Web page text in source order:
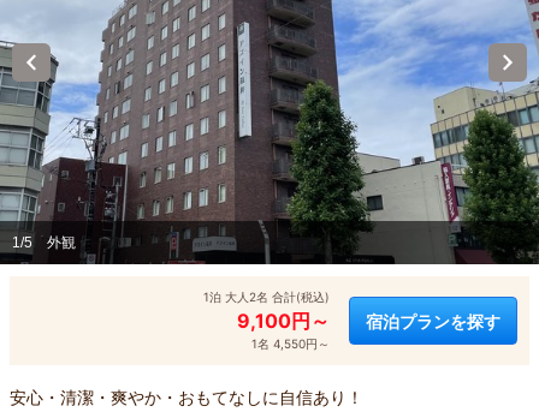
1/5 外観
1泊 大人2名 合計(税込)
9,100円～
1名 4,550円～
宿泊プランを探す
安心・清潔・爽やか・おもてなしに自信あり！